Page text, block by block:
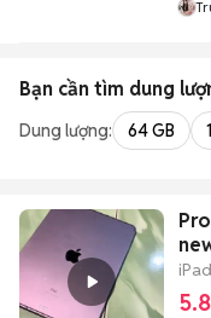
Bạn cần tìm dung
Dung lượng: 64 GB